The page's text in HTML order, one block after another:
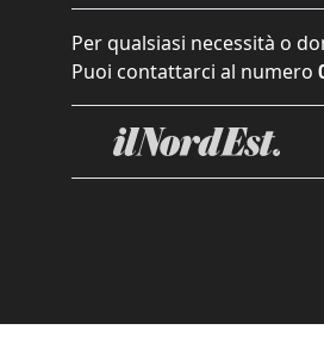
Per qualsiasi necessità o
Puoi contattarci al numero